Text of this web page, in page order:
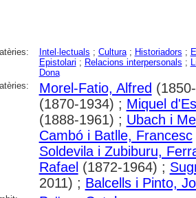
Intel·lectuals ; Cultura; Historiadors ;
Epistolari ; Relacions interpersonals ;
Dona
Morel-Fatio, Alfred
(1870-1934) ; Miquel
(1888-1961) ; Ubach i
Cambó i Batlle, Francesc
Soldevila i Zubiburu,
Rafael (1872-1964) ;
2011) ; Balcells i Pinto,